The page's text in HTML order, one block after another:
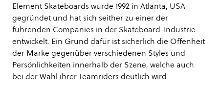
Element Skateboards wurde 1992 in Atlanta, USA
gegründet und hat sich seither zu einer der
führenden Companies in der Skateboard-Industrie
entwickelt. Ein Grund dafür ist sicherlich die Offenheit
der Marke gegenüber verschiedenen Styles und
Persönlichkeiten innerhalb der Szene, welche auch
bei der Wahl ihrer Teamriders deutlich wird.